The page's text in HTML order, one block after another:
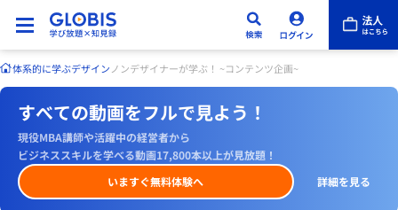
体系的に学ぶデザイン ノンデザイナーが学ぶ！ ~コンテンツ企画~
すべての動画をフルで見よう！
現役MBA講師や活躍中の経営者から
ビジネススキルを学べる動画17,800本以上が見放題！
いますぐ無料体験へ
詳細を見る